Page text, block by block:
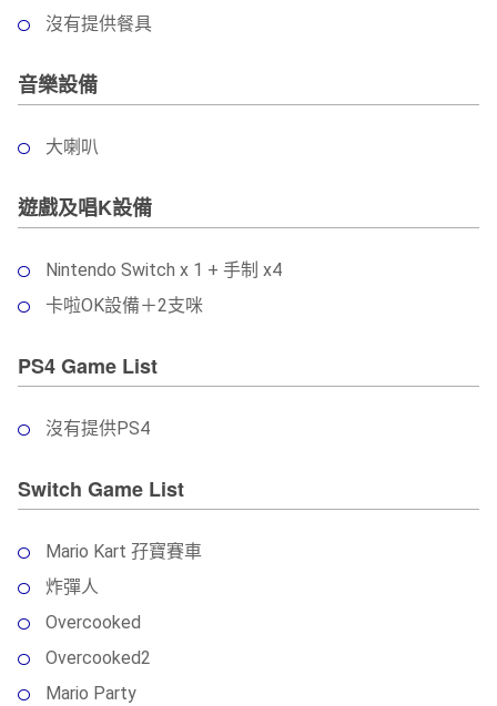
沒有提供餐具
音樂設備
大喇叭
遊戲及唱K設備
Nintendo Switch x 1 + 手制 x4
卡啦OK設備＋2支咪
PS4 Game List
沒有提供PS4
Switch Game List
Mario Kart 孖寶賽車
炸彈人
Overcooked
Overcooked2
Mario Party